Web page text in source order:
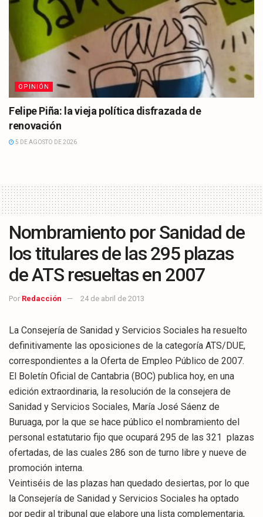
OPINIÓN
Felipe Piña: la vieja política disfrazada de
renovación
5 DE AGOSTO DE 2026
Nombramiento por Sanidad de
los titulares de las 295 plazas
de ATS resueltas en 2007
Por Redacción 24 de abril de 2013
La Consejería de Sanidad y Servicios Sociales ha resuelto
definitivamente las oposiciones de la categoría ATS/DUE,
correspondientes a la Oferta de Empleo Público de 2007.
El Boletín Oficial de Cantabria (BOC) publica hoy, en una
edición extraordinaria, la resolución de la consejera de
Sanidad y Servicios Sociales, María José Sáenz de
Buruaga, por la que se hace público el nombramiento del
personal estatutario fijo que ocupará 295 de las 321 plazas
ofertadas, de las cuales 286 son de turno libre y nueve de
promoción interna.
Veintiséis de las plazas han quedado desiertas, por lo que
la Consejería de Sanidad y Servicios Sociales ha optado
por pedir al tribunal que elabore una lista complementaria,